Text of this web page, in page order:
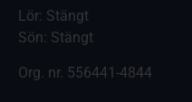
Lör: Stängt
Sön: Stängt
Org. nr. 556441-4844